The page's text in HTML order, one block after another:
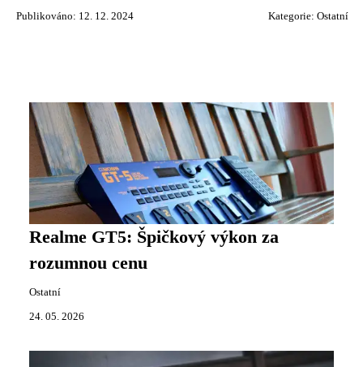
Publikováno: 12. 12. 2024 Kategorie: Ostatní
Realme GT5: Špičkový výkon za
rozumnou cenu
Ostatní
24. 05. 2026